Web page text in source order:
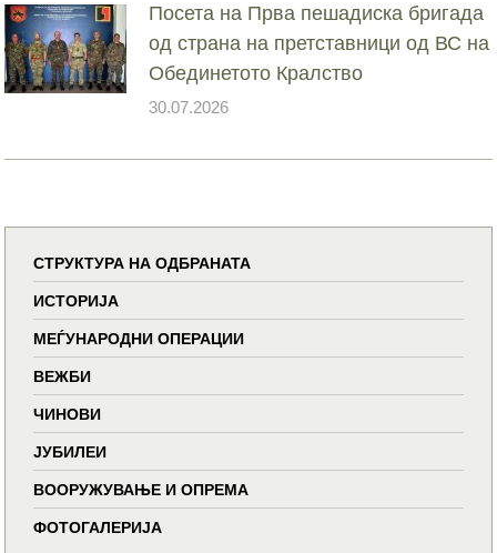
Посета на Прва пешадиска бригада
од страна на претставници од ВС на
Обединетото Кралство
30.07.2026
СТРУКТУРА НА ОДБРАНАТА
ИСТОРИЈА
МЕЃУНАРОДНИ ОПЕРАЦИИ
ВЕЖБИ
ЧИНОВИ
ЈУБИЛЕИ
ВООРУЖУВАЊЕ И ОПРЕМА
ФОТОГАЛЕРИЈА